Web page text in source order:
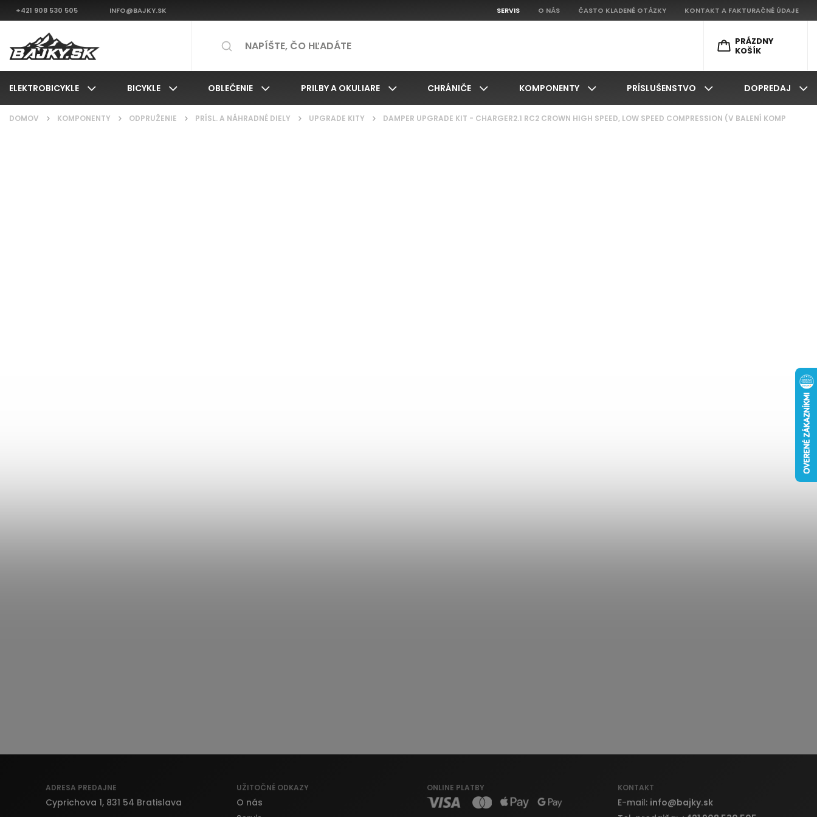
+421 908 530 505 INFO@BAJKY.SK SERVIS O NÁS ČASTO KLADENÉ OTÁZKY KONTAKT A FAKTURAČNÉ ÚDAJE
PRÁZDNY
KOŠÍK
ELEKTROBICYKLE BICYKLE OBLEČENIE PRILBY A OKULIARE CHRÁNIČE KOMPONENTY PRÍSLUŠENSTVO DOPREDAJ
DOMOV / KOMPONENTY / ODPRUŽENIE / PRÍSL. A NÁHRADNÉ DIELY / UPGRADE KITY / DAMPER UPGRADE KIT - CHARGER2.1 RC2 CROWN HIGH SPEED, LOW SPEED COMPRESSION (V BALENÍ KOMP
ADRESA PREDAJNE
Cyprichova 1, 831 54 Bratislava
UŽITOČNÉ ODKAZY
O nás
ONLINE PLATBY KONTAKT
E-mail: info@bajky.sk